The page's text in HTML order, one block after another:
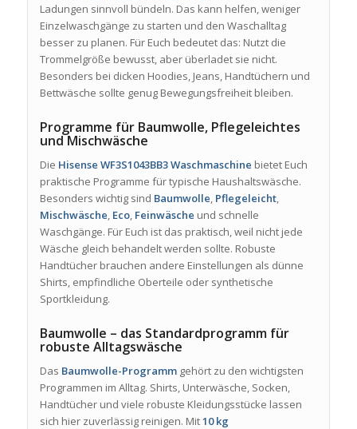
Ladungen sinnvoll bündeln. Das kann helfen, weniger
Einzelwaschgänge zu starten und den Waschalltag
besser zu planen. Für Euch bedeutet das: Nutzt die
Trommelgröße bewusst, aber überladet sie nicht.
Besonders bei dicken Hoodies, Jeans, Handtüchern und
Bettwäsche sollte genug Bewegungsfreiheit bleiben.
Programme für Baumwolle, Pflegeleichtes
und Mischwäsche
Die Hisense WF3S1043BB3 Waschmaschine bietet Euch
praktische Programme für typische Haushaltswäsche.
Besonders wichtig sind Baumwolle, Pflegeleicht,
Mischwäsche, Eco, Feinwäsche und schnelle
Waschgänge. Für Euch ist das praktisch, weil nicht jede
Wäsche gleich behandelt werden sollte. Robuste
Handtücher brauchen andere Einstellungen als dünne
Shirts, empfindliche Oberteile oder synthetische
Sportkleidung.
Baumwolle – das Standardprogramm für
robuste Alltagswäsche
Das Baumwolle-Programmgehört zu den wichtigsten
Programmen im Alltag. Shirts, Unterwäsche, Socken,
Handtücher und viele robuste Kleidungsstücke lassen
sich hier zuverlässig reinigen. Mit10 kg